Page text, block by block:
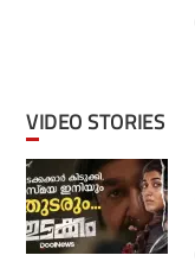
VIDEO STORIES